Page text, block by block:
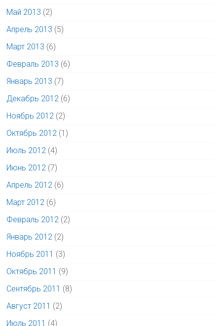
Май 2013 (2)
Апрель 2013 (5)
Март 2013 (6)
Февраль 2013 (6)
Январь 2013 (7)
Декабрь 2012 (6)
Ноябрь 2012 (2)
Октябрь 2012 (1)
Июль 2012 (4)
Июнь 2012 (7)
Апрель 2012 (6)
Март 2012 (6)
Февраль 2012 (2)
Январь 2012 (2)
Ноябрь 2011 (3)
Октябрь 2011 (9)
Сентябрь 2011 (8)
Август 2011 (2)
Июль 2011 (4)